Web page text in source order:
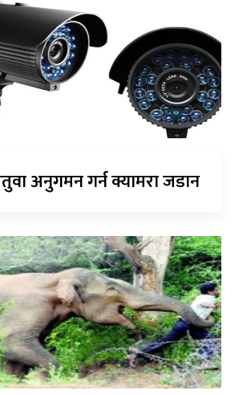
अनुगमन गर्न क्यामरा जडान